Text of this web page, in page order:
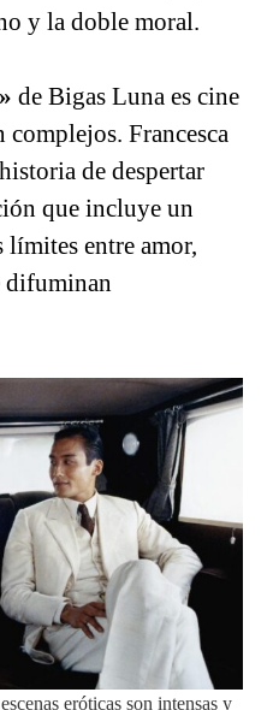
y la doble moral.
de Bigas Luna es cine
Francesca
de despertar
que incluye un
entre amor,
difuminan
eróticas son intensas y